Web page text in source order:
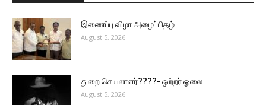
இணைப்பு விழா அழைப்பிதழ்
August 5, 2026
துறை செயலாளர்????- ஒற்றர் ஓலை
August 5, 2026